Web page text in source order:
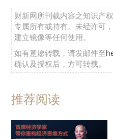
财新网所刊载内容之知识产
专属所有或持有。未经许可
建立镜像等任何使用。
如有意愿转载，请发邮件至
确认及授权后，方可转载。
推荐阅读